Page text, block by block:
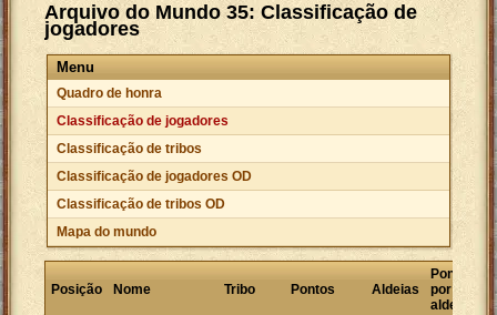
Arquivo do Mundo 35: Classificação de
jogadores
Menu
Quadro de honra
Classificação de jogadores
Classificação de tribos
Classificação de jogadores OD
Classificação de tribos OD
Mapa do mundo
Posição Nome Tribo Pontos Aldeias
Pontos
por
aldeia